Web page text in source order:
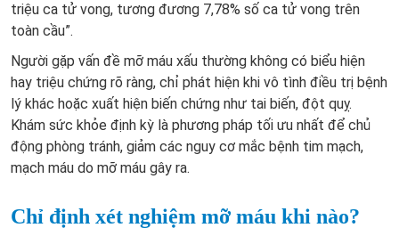
triệu ca tử vong, tương đương 7,78% số ca tử vong trên
toàn cầu”.
Người gặp vấn đề mỡ máu xấu thường không có biểu hiện
hay triệu chứng rõ ràng, chỉ phát hiện khi vô tình điều trị bệnh
lý khác hoặc xuất hiện biến chứng như tai biến, đột quỵ.
Khám sức khỏe định kỳ là phương pháp tối ưu nhất để chủ
động phòng tránh, giảm các nguy cơ mắc bệnh tim mạch,
mạch máu do mỡ máu gây ra.
Chỉ định xét nghiệm mỡ máu khi nào?